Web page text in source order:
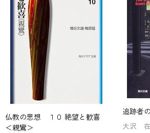
仏教の思想 １０ 絶望と歓喜
＜親鸞＞
追跡者
大沢